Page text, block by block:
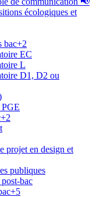
écologiques et
bac+2
EC
L
D1, D2 ou
PGE
projet en design et
publiques
bac